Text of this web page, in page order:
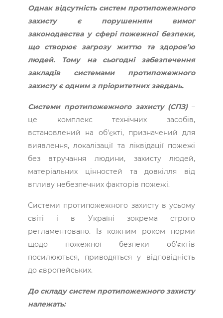
Однак відсутність систем протипожежного
захисту є порушенням вимог
законодавства у сфері пожежної безпеки,
що створює загрозу життю та здоров’ю
людей. Тому на сьогодні забезпечення
закладів системами протипожежного
захисту є одним з пріоритетних завдань.
Системи протипожежного захисту (СПЗ)–
це комплекс технічних засобів,
встановлений на об'єкті, призначений для
виявлення, локалізації та ліквідації пожежі
без втручання людини, захисту людей,
матеріальних цінностей та довкілля від
впливу небезпечних факторів пожежі.
Системи протипожежного захисту в усьому
світі і в Україні зокрема строго
регламентовано. Із кожним роком норми
щодо пожежної безпеки об'єктів
посилюються, приводяться у відповідність
до європейських.
До складу систем протипожежного захисту
належать: